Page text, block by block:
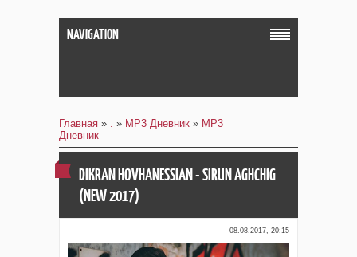
NAVIGATION
Главная » . » MP3 Дневник » MP3
Дневник
DIKRAN HOVHANESSIAN - SIRUN AGHCHIG
(NEW 2017)
08.08.2017, 20:15